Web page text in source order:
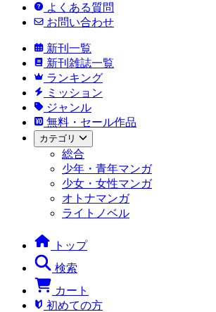
よくある質問
お問い合わせ
新刊一覧
新刊雑誌一覧
ランキング
ミッション
ジャンル
無料・セール作品
カテゴリ
総合
少年・青年マンガ
少女・女性マンガ
オトナマンガ
ライトノベル
トップ
検索
カート
初めての方